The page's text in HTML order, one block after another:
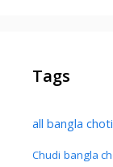
Tags
all bangla choti
Chudi bangla